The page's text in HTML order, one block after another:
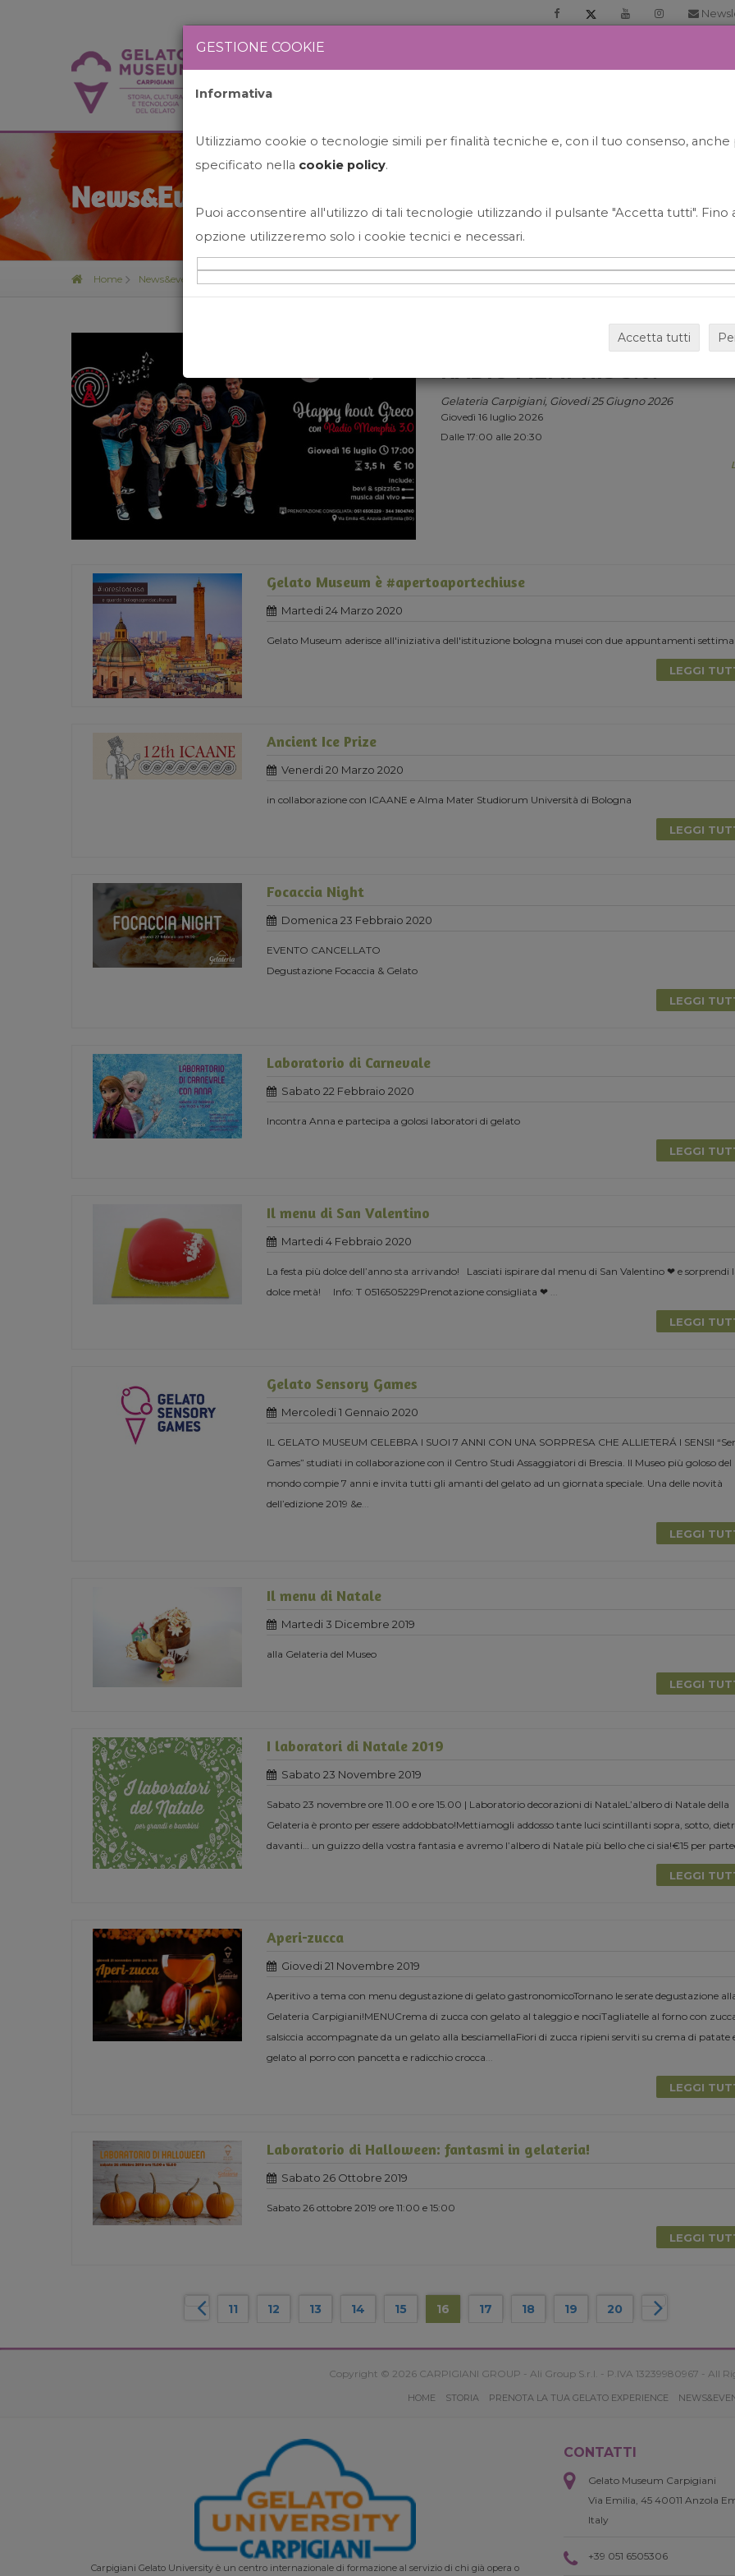
News&Events
Home News&events
HAPPY HOUR GRECO CON
RADIO MEMPHIS 3.0.
Gelateria Carpigiani, Giovedi 25 Giugno 2026
Giovedì 16 luglio 2026
Dalle 17:00 alle 20:30
Gelato Museum è #apertoaportechiuse
Martedi 24 Marzo 2020
Gelato Museum aderisce all'iniziativa dell'istituzione bologna musei con due appuntamenti
LEGGI
Ancient Ice Prize
Venerdi 20 Marzo 2020
in collaborazione con ICAANE e Alma Mater Studiorum Università di Bologna
LEGGI
Focaccia Night
Domenica 23 Febbraio 2020
EVENTO CANCELLATO
Degustazione Focaccia & Gelato
LEGGI
Laboratorio di Carnevale
Sabato 22 Febbraio 2020
Incontra Anna e partecipa a golosi laboratori di gelato
LEGGI
Il menu di San Valentino
Martedi 4 Febbraio 2020
La festa più dolce dell’anno sta arrivando! Lasciati ispirare dal menu di San Valentino ❤ e sorprendi
dolce metà! Info: T 0516505229Prenotazione consigliata ❤ ...
LEGGI
Gelato Sensory Games
Mercoledi 1 Gennaio 2020
IL GELATO MUSEUM CELEBRA I SUOI 7 ANNI CON UNA SORPRESA CHE ALLIETERÁ I SENSII
Games” studiati in collaborazione con il Centro Studi Assaggiatori di Brescia. Il Museo più goloso del
mondo compie 7 anni e invita tutti gli amanti del gelato ad un giornata speciale. Una delle novità
dell’edizione 2019 &e...
LEGGI
Il menu di Natale
Martedi 3 Dicembre 2019
alla Gelateria del Museo
LEGGI
I laboratori di Natale 2019
Sabato 23 Novembre 2019
Sabato 23 novembre ore 11.00 e ore 15.00 | Laboratorio decorazioni di NataleL’albero di Natale della
Gelateria è pronto per essere addobbato!Mettiamogli addosso tante luci scintillanti sopra, sotto,
davanti… un guizzo della vostra fantasia e avremo l’albero di Natale più bello che ci sia!€15 per
LEGGI
Aperi-zucca
Giovedi 21 Novembre 2019
Aperitivo a tema con menu degustazione di gelato gastronomicoTornano le serate degustazione
Gelateria Carpigiani!MENUCrema di zucca con gelato al taleggio e nociTagliatelle al forno con
salsiccia accompagnate da un gelato alla besciamellaFiori di zucca ripieni serviti su crema di patate
gelato al porro con pancetta e radicchio crocca...
LEGGI
Laboratorio di Halloween: fantasmi in gelateria!
Sabato 26 Ottobre 2019
Sabato 26 ottobre 2019 ore 11:00 e 15:00
LEGGI
11 12 13 14 15 16 17 18 19 20
Copyright © 2026 CARPIGIANI GROUP - Ali Group S.r.l. - P.IVA 13239980967 - All
HOME STORIA PRENOTA LA TUA GELATO EXPERIENCE
Carpigiani Gelato University è un centro internazionale di formazione al servizio di chi già opera o
CONTATTI
Gelato Museum Carpigiani
Via Emilia, 45 40011 Anzola
Italy
+39 051 6505306
GESTIONE COOKIE
Informativa
Utilizziamo cookie o tecnologie simili per finalità tecniche e, con il tuo consenso,
specificato nella cookie policy.
Puoi acconsentire all'utilizzo di tali tecnologie utilizzando il pulsante "Accetta tutti". Fino
opzione utilizzeremo solo i cookie tecnici e necessari.
Accetta tutti